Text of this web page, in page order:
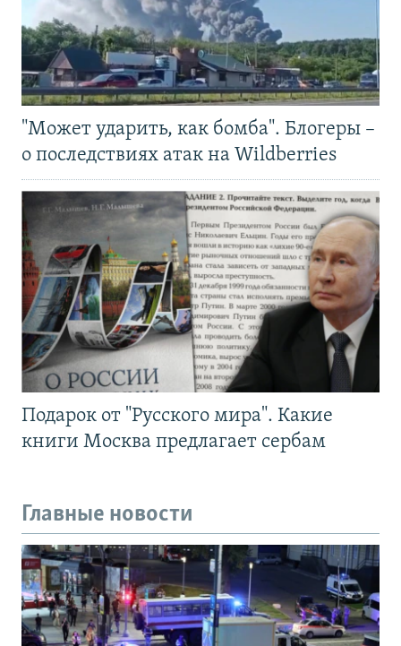
"Может ударить, как бомба". Блогеры –
о последствиях атак на Wildberries
Подарок от "Русского мира". Какие
книги Москва предлагает сербам
Главные новости